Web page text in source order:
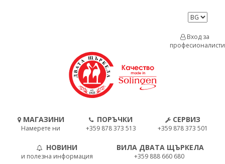
МАГАЗИНИ
Намерете ни
ПОРЪЧКИ
+359 878 373 513
СЕРВИЗ
+359 878 373 501
НОВИНИ
и полезна информация
ВИЛА ДВАТА ЩЪРКЕЛА
+359 888 660 680
Вход за
професионалисти